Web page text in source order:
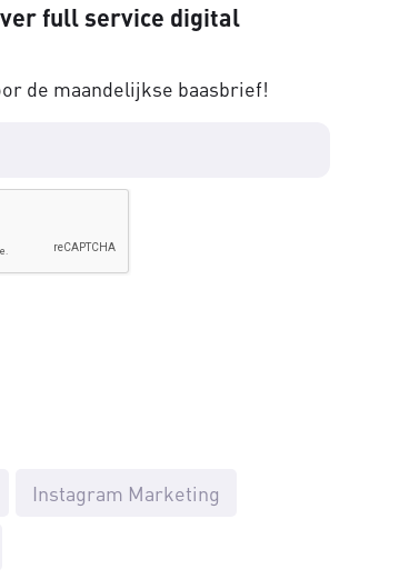
full service digital
de maandelijkse baasbrief!
Instagram Marketing